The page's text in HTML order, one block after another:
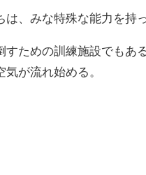
は、みな特殊な能力を持
すための訓練施設でも
気が流れ始める。